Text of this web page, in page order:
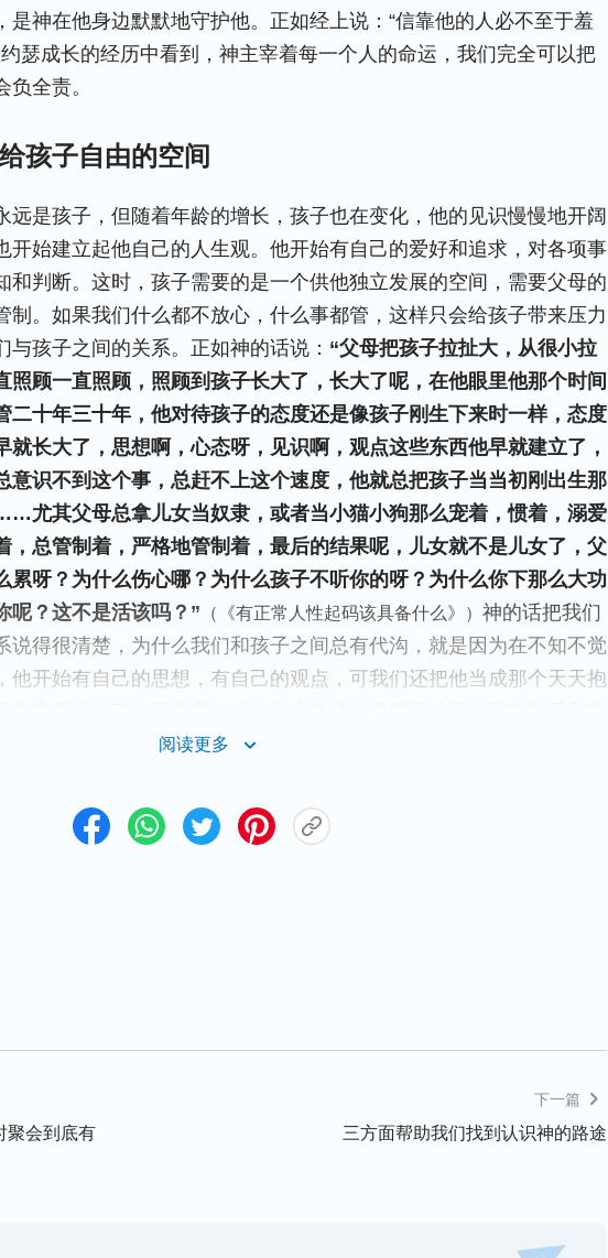
是神在他身边默默地守护他。正如经上说：“信靠他的人必不至于羞
瑟成长的经历中看到，神主宰着每一个人的命运，我们完全可以把
全责。
孩子自由的空间
远是孩子，但随着年龄的增长，孩子也在变化，他的见识慢慢地开阔
开始建立起他自己的人生观。他开始有自己的爱好和追求，对各项事
和判断。这时，孩子需要的是一个供他独立发展的空间，需要父母的
制。如果我们什么都不放心，什么事都管，这样只会给孩子带来压力
与孩子之间的关系。正如神的话说： “父母把孩子拉扯大，从很小拉
照顾一直照顾，照顾到孩子长大了，长大了呢，在他眼里他那个时间
二十年三十年，他对待孩子的态度还是像孩子刚生下来时一样，态度
就长大了，思想啊，心态呀，见识啊，观点这些东西他早就建立了，
意识不到这个事，总赶不上这个速度，他就总把孩子当当初刚出生那
尤其父母总拿儿女当奴隶，或者当小猫小狗那么宠着，惯着，溺爱
，总管制着，严格地管制着，最后的结果呢，儿女就不是儿女了，父
累呀？为什么伤心哪？为什么孩子不听你的呀？为什么你下那么大功
呢？这不是活该吗？” （《有正常人性起码该具备什么》） 神的话把我们
说得很清楚，为什么我们和孩子之间总有代沟，就是因为在不知不觉
他开始有自己的思想，有自己的观点，可我们还把他当成那个天天抱
“儿女就不是儿女了，父母当得还挺累”
飞向高空，又怕他离我们太远，所以总是想放又不舍得放。这时，我
孩子总要长大的，我们若想一直把他牢牢地攥在自己手心，最终只会
的话实行，神就要怎样对待我们。神尚且卑微隐藏，都不强求我们听
择的空间。那我们与孩子同样都是受造之物，地位是平等的，又有何
们老站着父母的地位强权管制孩子，这是愚昧的表现，孩子最反感父
阅读更多
聚会到底有
下一篇
三方面帮助我们找到认识神的路途